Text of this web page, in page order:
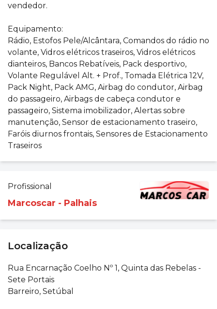
vendedor.
Equipamento:
Rádio, Estofos Pele/Alcântara, Comandos do rádio no
volante, Vidros elétricos traseiros, Vidros elétricos
dianteiros, Bancos Rebatíveis, Pack desportivo,
Volante Regulável Alt. + Prof., Tomada Elétrica 12V,
Pack Night, Pack AMG, Airbag do condutor, Airbag
do passageiro, Airbags de cabeça condutor e
passageiro, Sistema imobilizador, Alertas sobre
manutenção, Sensor de estacionamento traseiro,
Faróis diurnos frontais, Sensores de Estacionamento
Traseiros
Profissional
Marcoscar - Palhais
Localização
Rua Encarnação Coelho Nº 1, Quinta das Rebelas -
Sete Portais
Barreiro, Setúbal